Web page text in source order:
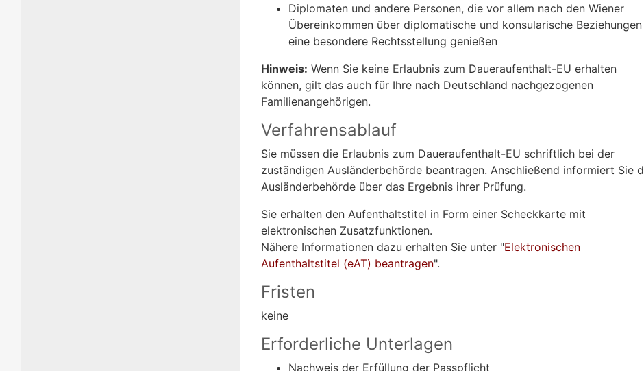
Diplomaten und andere Personen, die vor allem nach den Wiener
Übereinkommen über diplomatische und konsularische Beziehungen
eine besondere Rechtsstellung genießen
Hinweis: Wenn Sie keine Erlaubnis zum Daueraufenthalt-EU erhalten
können, gilt das auch für Ihre nach Deutschland nachgezogenen
Familienangehörigen.
Verfahrensablauf
Sie müssen die Erlaubnis zum Daueraufenthalt-EU schriftlich bei der
zuständigen Ausländerbehörde beantragen. Anschließend informiert Sie
Ausländerbehörde über das Ergebnis ihrer Prüfung.
Sie erhalten den Aufenthaltstitel in Form einer Scheckkarte mit
elektronischen Zusatzfunktionen.
Nähere Informationen dazu erhalten Sie unter "Elektronischen
Aufenthaltstitel (eAT) beantragen".
Fristen
keine
Erforderliche Unterlagen
Nachweis der Erfüllung der Passpflicht